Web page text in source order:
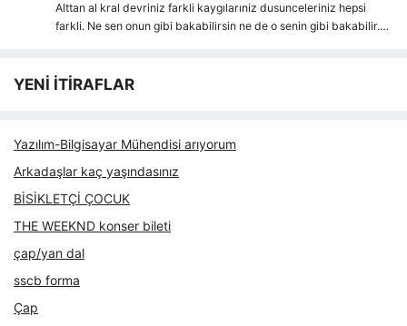
Alttan al kral devriniz farkli kaygılarıniz dusunceleriniz hepsi
farkli. Ne sen onun gibi bakabilirsin ne de o senin gibi bakabilir.…
YENİ İTİRAFLAR
Yazılım-Bilgisayar Mühendisi arıyorum
Arkadaşlar kaç yaşındasınız
BİSİKLETÇİ ÇOCUK
THE WEEKND konser bileti
çap/yan dal
sscb forma
Çap